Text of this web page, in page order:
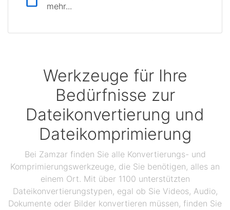
mehr...
Werkzeuge für Ihre
Bedürfnisse zur
Dateikonvertierung und
Dateikomprimierung
Bei Zamzar finden Sie alle Konvertierungs- und
Komprimierungswerkzeuge, die Sie benötigen, alles an
einem Ort. Mit über 1100 unterstützten
Dateikonvertierungstypen, egal ob Sie Videos, Audio,
Dokumente oder Bilder konvertieren müssen, finden Sie